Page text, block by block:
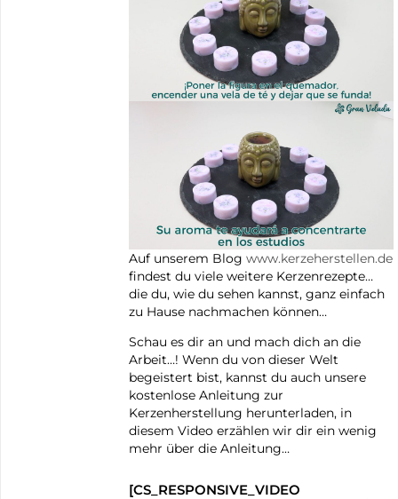
Auf unserem Blog www.kerzeherstellen.de
findest du viele weitere Kerzenrezepte…
die du, wie du sehen kannst, ganz einfach
zu Hause nachmachen können…
Schau es dir an und mach dich an die
Arbeit…! Wenn du von dieser Welt
begeistert bist, kannst du auch unsere
kostenlose Anleitung zur
Kerzenherstellung herunterladen, in
diesem Video erzählen wir dir ein wenig
mehr über die Anleitung…
[CS_RESPONSIVE_VIDEO